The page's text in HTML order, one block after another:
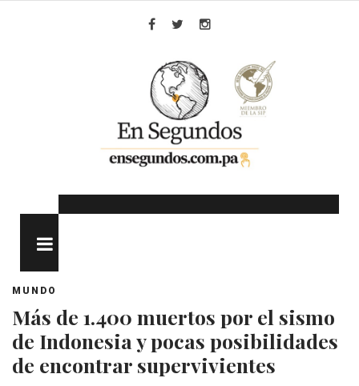
MUNDO
Más de 1.400 muertos por el sismo
de Indonesia y pocas posibilidades
de encontrar supervivientes